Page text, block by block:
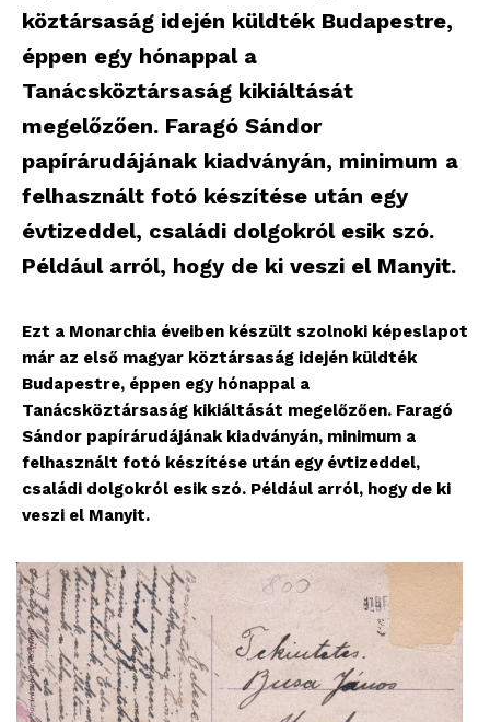
köztársaság idején küldték Budapestre,
éppen egy hónappal a
Tanácsköztársaság kikiáltását
megelőzően. Faragó Sándor
papírárudájának kiadványán, minimum a
felhasznált fotó készítése után egy
évtizeddel, családi dolgokról esik szó.
Például arról, hogy de ki veszi el Manyit.
Ezt a Monarchia éveiben készült szolnoki képeslapot
már az első magyar köztársaság idején küldték
Budapestre, éppen egy hónappal a
Tanácsköztársaság kikiáltását megelőzően. Faragó
Sándor papírárudájának kiadványán, minimum a
felhasznált fotó készítése után egy évtizeddel,
családi dolgokról esik szó. Például arról, hogy de ki
veszi el Manyit.